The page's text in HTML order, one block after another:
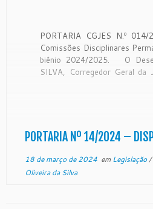
PORTARIA CGJES N.º
Comissões Disciplinares
biênio 2024/2025. O
SILVA, Corregedor Geral da
PORTARIA Nº 14/2024 –
18 de março de 2024em Legislação/
Oliveira da Silva